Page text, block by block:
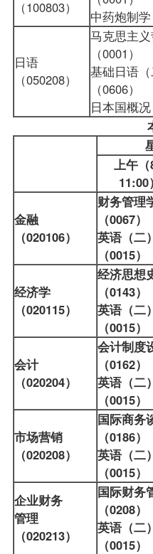
（100803）
中药炮制
日语
（050208）
马克思主
（0001）
基础日语（
（0606）
日本国概
上午
金融
（020106）
财务管理
（0067）
英语（二）
（0015）
经济学
（020115）
经济思想
（0143）
英语（二）
（0015）
会计
（020204）
会计制度
（0162）
英语（二）
（0015）
市场营销
（020208）
国际商务
（0186）
英语（二）
（0015）
企业财务
管理
（020213）
国际财务
（0208）
英语（二）
（0015）